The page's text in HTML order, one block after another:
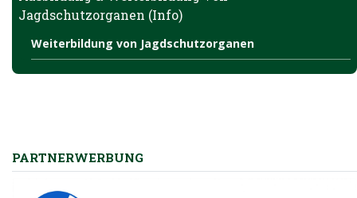
Jagdschutzorganen (Info)
Weiterbildung von Jagdschutzorganen
PARTNERWERBUNG